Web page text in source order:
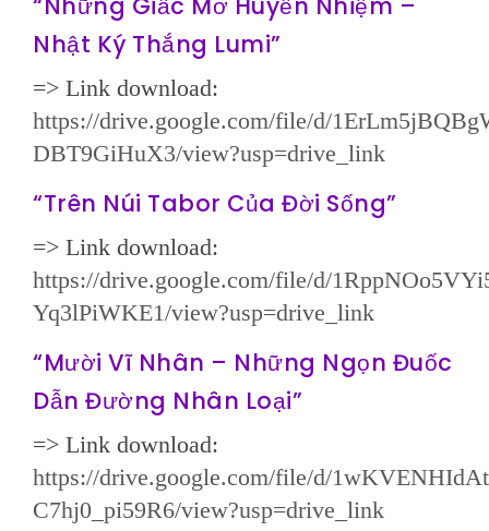
Nhật Ký Thắng Lumi”
=> Link download:
https://drive.google.com/file/d/
DBT9GiHuX3/view?usp=drive_link
“Trên Núi Tabor Của Đời Sống”
=> Link download:
https://drive.google.com/file/d/
Yq3lPiWKE1/view?usp=drive_link
“Mười Vĩ Nhân – Những Ngọn Đuốc
Dẫn Đường Nhân Loại”
=> Link download:
https://drive.google.com/file/d/
C7hj0_pi59R6/view?usp=drive_link